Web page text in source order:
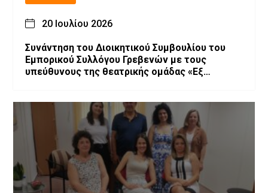
20 Ιουλίου 2026
Συνάντηση του Διοικητικού Συμβουλίου του
Εμπορικού Συλλόγου Γρεβενών με τους
υπεύθυνους της θεατρικής ομάδας «Εξ